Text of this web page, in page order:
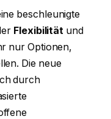
beschleunigte
Flexibilität und
nur Optionen,
Die neue
durch